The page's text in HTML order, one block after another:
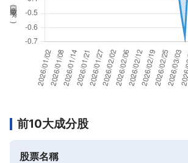
回撤率(
%
)
前10大成分股
股票名稱